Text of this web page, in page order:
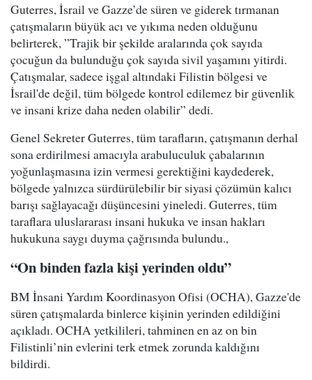
Guterres, İsrail ve Gazze’de süren ve giderek tırmanan
çatışmaların büyük acı ve yıkıma neden olduğunu
belirterek, ”Trajik bir şekilde aralarında çok sayıda
çocuğun da bulunduğu çok sayıda sivil yaşamını yitirdi.
Çatışmalar, sadece işgal altındaki Filistin bölgesi ve
İsrail'de değil, tüm bölgede kontrol edilemez bir güvenlik
ve insani krize daha neden olabilir” dedi.
Genel Sekreter Guterres, tüm tarafların, çatışmanın derhal
sona erdirilmesi amacıyla arabuluculuk çabalarının
yoğunlaşmasına izin vermesi gerektiğini kaydederek,
bölgede yalnızca sürdürülebilir bir siyasi çözümün kalıcı
barışı sağlayacağı düşüncesini yineledi. Guterres, tüm
taraflara uluslararası insani hukuka ve insan hakları
hukukuna saygı duyma çağrısında bulundu.,
“On binden fazla kişi yerinden oldu”
BM İnsani Yardım Koordinasyon Ofisi (OCHA), Gazze'de
süren çatışmalarda binlerce kişinin yerinden edildiğini
açıkladı. OCHA yetkilileri, tahminen en az on bin
Filistinli’nin evlerini terk etmek zorunda kaldığını
bildirdi.